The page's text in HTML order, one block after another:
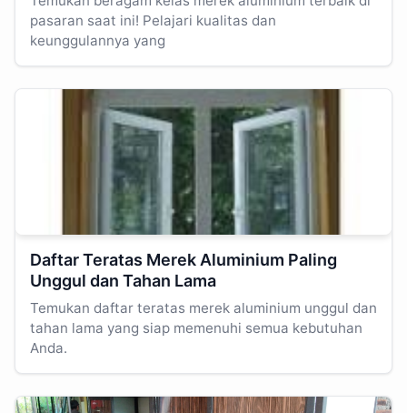
pasaran saat ini! Pelajari kualitas dan
keunggulannya yang
Daftar Teratas Merek Aluminium Paling
Unggul dan Tahan Lama
Temukan daftar teratas merek aluminium unggul dan
tahan lama yang siap memenuhi semua kebutuhan
Anda.